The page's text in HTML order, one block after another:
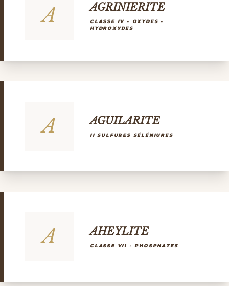
A AGRINIERITE
CLASSE IV - OXYDES -
HYDROXYDES
A AGUILARITE
II SULFURES SÉLÉNIURES
A AHEYLITE
CLASSE VII - PHOSPHATES